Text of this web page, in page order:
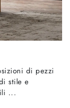
di pezzi
stile e
...